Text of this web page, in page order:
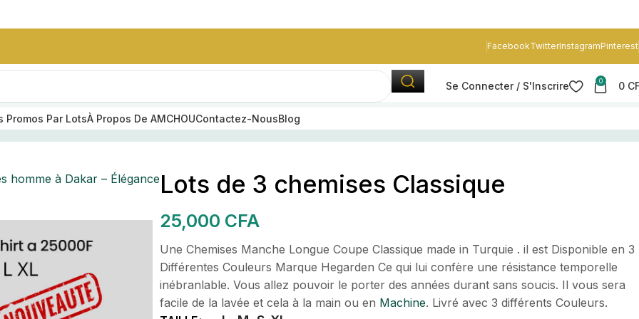
FacebookTwitterInstagramPinterest
Se Connecter / S'Inscrire 0 0
Homme Sans
Capuche
25,000CFA
ceinture en cuir
Promos Par LotsÀ Propos De AMCHOUContactez-NousBlog
homme à Dakar – Élégance et confort premium | AMCHOU
homme à Dakar – Élégance Lots de 3 chemises Classique
25,000 CFA
Une Chemises Manche Longue Coupe Classique made in Turquie . il est Disponible en 3
Différentes Couleurs Marque Hegarden Ce qui lui confère une résistance temporelle
inébranlable. Vous allez pouvoir le porter des années durant sans soucis. Il vous sera
facile de la lavée et cela à la main ou en Machine. Livré avec 3 différents Couleurs.